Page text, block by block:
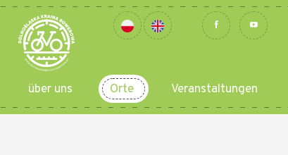
über uns Orte Veranstaltungen